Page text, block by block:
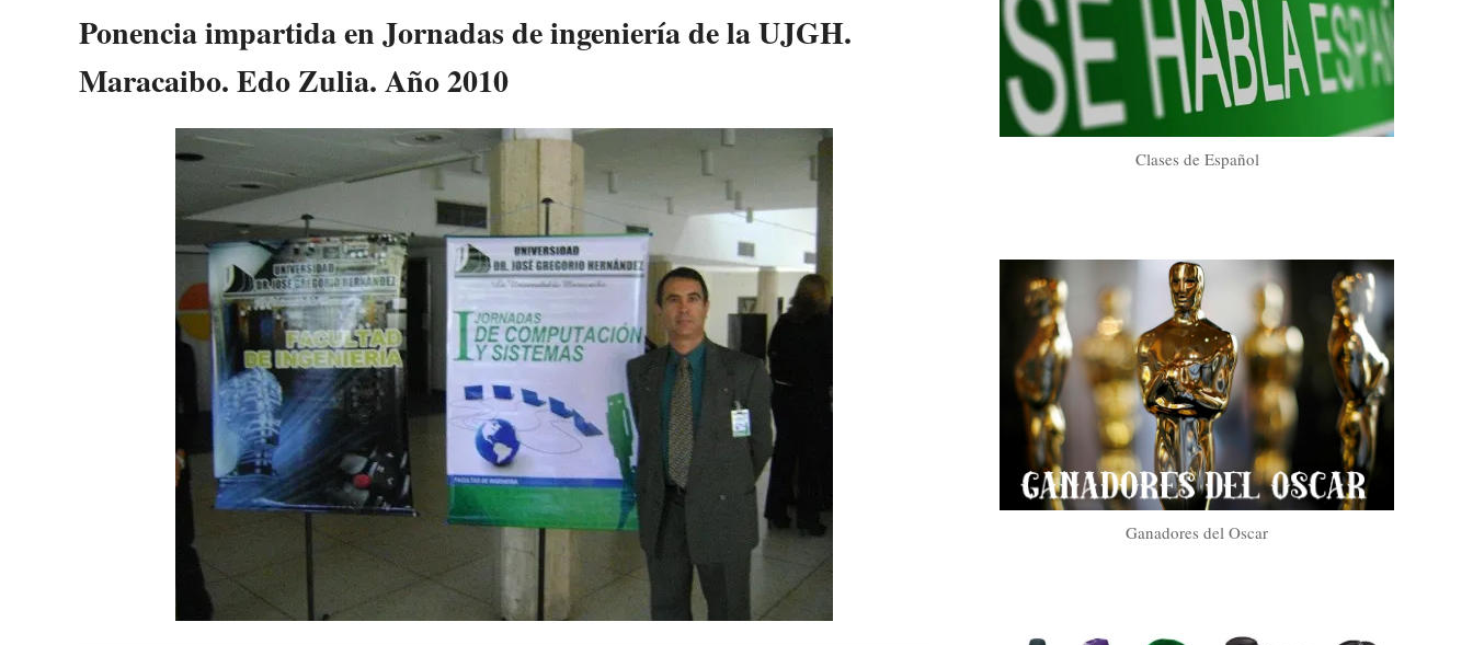
Ponencia impartida en Jornadas de ingeniería de la UJGH.
Maracaibo. Edo Zulia. Año 2010
Clases de Español
Ganadores del Oscar